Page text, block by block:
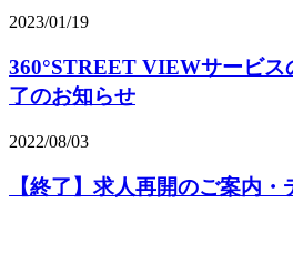
2023/01/19
360°STREET VIEWサービス
了のお知らせ
2022/08/03
【終了】求人再開のご案内